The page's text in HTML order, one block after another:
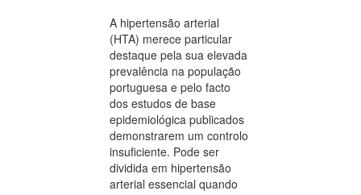
A hipertensão arterial
(HTA) merece particular
destaque pela sua elevada
prevalência na população
portuguesa e pelo facto
dos estudos de base
epidemiológica publicados
demonstrarem um controlo
insuficiente. Pode ser
dividida em hipertensão
arterial essencial quando